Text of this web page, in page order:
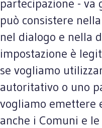
partecipazione - va
può consistere
nel dialogo e nella
impostazione è
se vogliamo
autoritativo o uno
vogliamo emettere
anche i Comuni e